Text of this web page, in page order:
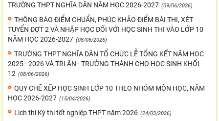
TRƯỜNG THPT NGHĨA DÂN NĂM HỌC 2026-2027 (09/06/2026)
THÔNG BÁO ĐIỂM CHUẨN, PHÚC KHẢO ĐIỂM BÀI THI, XÉT
TUYỂN ĐỢT 2 VÀ NHẬP HỌC ĐỐI VỚI HỌC SINH THI VÀO LỚP 10
NĂM HỌC 2026-2027 (08/06/2026)
TRƯỜNG THPT NGHĨA DÂN TỔ CHỨC LỄ TỔNG KẾT NĂM HỌC
2025 - 2026 VÀ TRI ÂN - TRƯỞNG THÀNH CHO HỌC SINH KHỐI
12 (08/06/2026)
QUY CHẾ XẾP HỌC SINH LỚP 10 THEO NHÓM MÔN HỌC, NĂM
HỌC 2026-2027 (15/04/2026)
Lịch thi Kỳ thi tốt nghiệp THPT năm 2026 (24/03/2026)